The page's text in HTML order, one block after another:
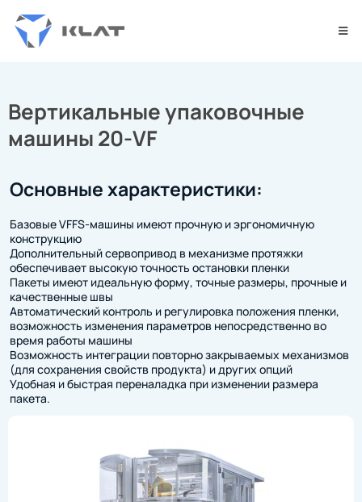
Вертикальные упаковочные
машины 20-VF
Основные характеристики:
Базовые VFFS-машины имеют прочную и эргономичную
конструкцию
Дополнительный сервопривод в механизме протяжки
обеспечивает высокую точность остановки пленки
Пакеты имеют идеальную форму, точные размеры, прочные и
качественные швы
Автоматический контроль и регулировка положения пленки,
возможность изменения параметров непосредственно во
время работы машины
Возможность интеграции повторно закрываемых механизмов
(для сохранения свойств продукта) и других опций
Удобная и быстрая переналадка при изменении размера
пакета.